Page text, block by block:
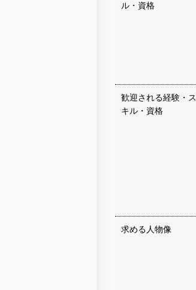
ル・資格
歓迎される経験・ス
キル・資格
求める人物像